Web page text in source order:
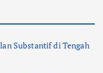
Substantif di Tengah